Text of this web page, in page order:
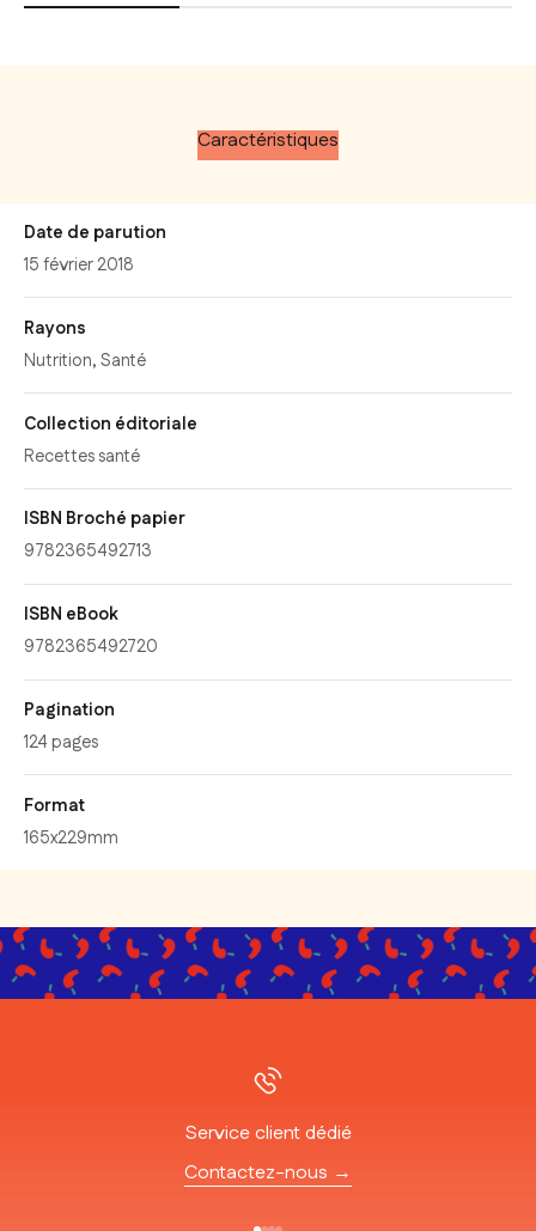
Caractéristiques
Date de parution
15 février 2018
Rayons
Nutrition, Santé
Collection éditoriale
Recettes santé
ISBN Broché papier
9782365492713
ISBN eBook
9782365492720
Pagination
124 pages
Format
165x229mm
Service client dédié
Contactez-nous →